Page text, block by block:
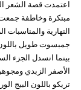
اعتمدت قصة الشعر
مبتكرة وخاطفة جمعت
النهارية
جمبسوت طويل
بينما انسدل الجزء
الأصفر الزبدي
تريكو باللون البيج